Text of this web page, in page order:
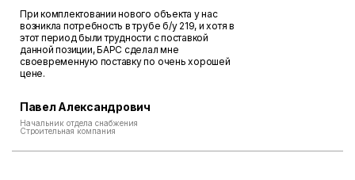
При комплектовании нового объекта у нас
возникла потребность в трубе б/у 219, и хотя в
этот период были трудности с поставкой
данной позиции, БАРС сделал мне
своевременную поставку по очень хорошей
цене.
Павел Александрович
Начальник отдела снабжения
Строительная компания